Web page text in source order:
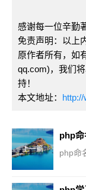
感谢每一位辛勤
免责声明：以上
原作者所有，如
qq.com)，我们
持！
本文地址：
上一篇
php命
php命